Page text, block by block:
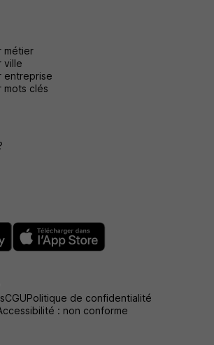
métier
ville
entreprise
mots clés
CGUPolitique de confidentialité
: non conforme